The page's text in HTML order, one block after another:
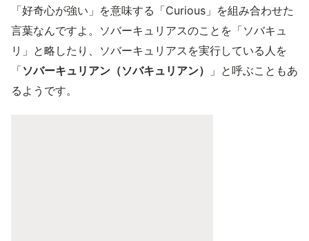
「好奇心が強い」を意味する「Curious」を組み合わせた
言葉なんですよ。ソバーキュリアスのことを「ソバキュ
リ」と略したり、ソバーキュリアスを実行している人を
「ソバーキュリアン（ソバキュリアン）
」と呼ぶこともあ
るようです。